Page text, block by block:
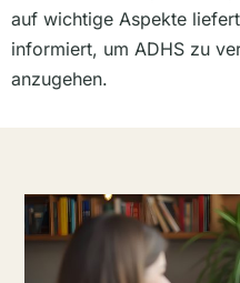
auf wichtige Aspekte
informiert, um ADHS zu
anzugehen.